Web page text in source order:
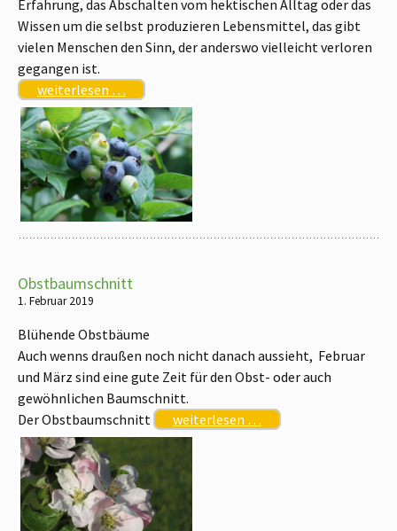
Erfahrung, das Abschalten vom hektischen Alltag oder das
Wissen um die selbst produzieren Lebensmittel, das gibt
vielen Menschen den Sinn, der anderswo vielleicht verloren
gegangen ist.
weiterlesen …
Obstbaumschnitt
1. Februar 2019
Blühende Obstbäume
Auch wenns draußen noch nicht danach aussieht, Februar
und März sind eine gute Zeit für den Obst- oder auch
gewöhnlichen Baumschnitt.
Der Obstbaumschnitt
weiterlesen …